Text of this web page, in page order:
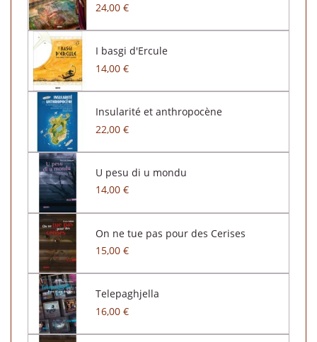
24,00 €
I basgi d'Ercule
14,00 €
Insularité et anthropocène
22,00 €
U pesu di u mondu
14,00 €
On ne tue pas pour des Cerises
15,00 €
Telepaghjella
16,00 €